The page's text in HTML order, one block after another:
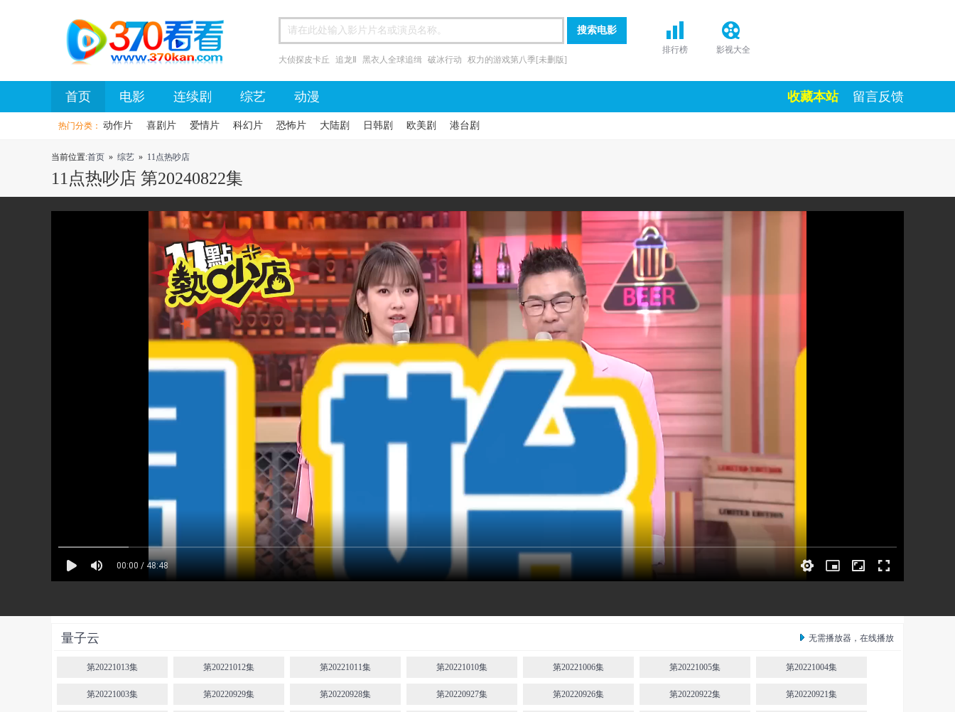
首页
大侦探皮卡丘 追龙Ⅱ 黑衣人全球追缉 破冰行动 权力的游戏第八季[未删版]
排行榜 影视大全
首页 电影 连续剧 综艺 动漫 收藏本站 留言反馈
热门分类： 动作片 喜剧片 爱情片 科幻片 恐怖片 大陆剧 日韩剧 欧美剧 港台剧
当前位置:首页 » 综艺 » 11点热吵店
11点热吵店 第20240822集
量子云 无需播放器，在线播放
第20221013集 第20221012集 第20221011集 第20221010集 第20221006集 第20221005集 第20221004集
第20221003集 第20220929集 第20220928集 第20220927集 第20220926集 第20220922集 第20220921集